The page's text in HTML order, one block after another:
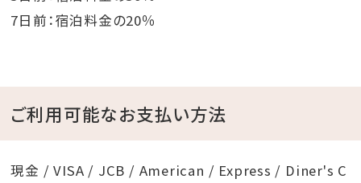
7日前：宿泊料金の20％
ご利用可能なお支払い方法
現金 / VISA / JCB / American / Express / Diner's C